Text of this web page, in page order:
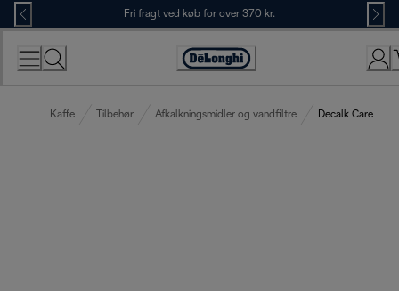
Skip
to
Content
Fri fragt ved køb for over 370 kr.
Accessibility
Kaffe Tilbehør Afkalkningsmidler og vandfiltre Decalk Care